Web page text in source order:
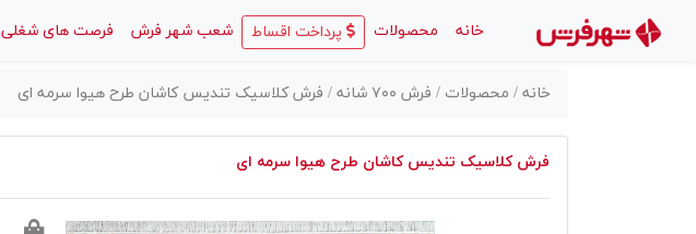
خانه
(current) محصولات پرداخت اقساط شعب شهر فرش فرصت های شغلی
خانه / محصولات / فرش ۷۰۰ شانه / فرش کلاسیک تندیس کاشان طرح هیوا سرمه ای
فرش کلاسیک تندیس کاشان طرح هیوا سرمه ای